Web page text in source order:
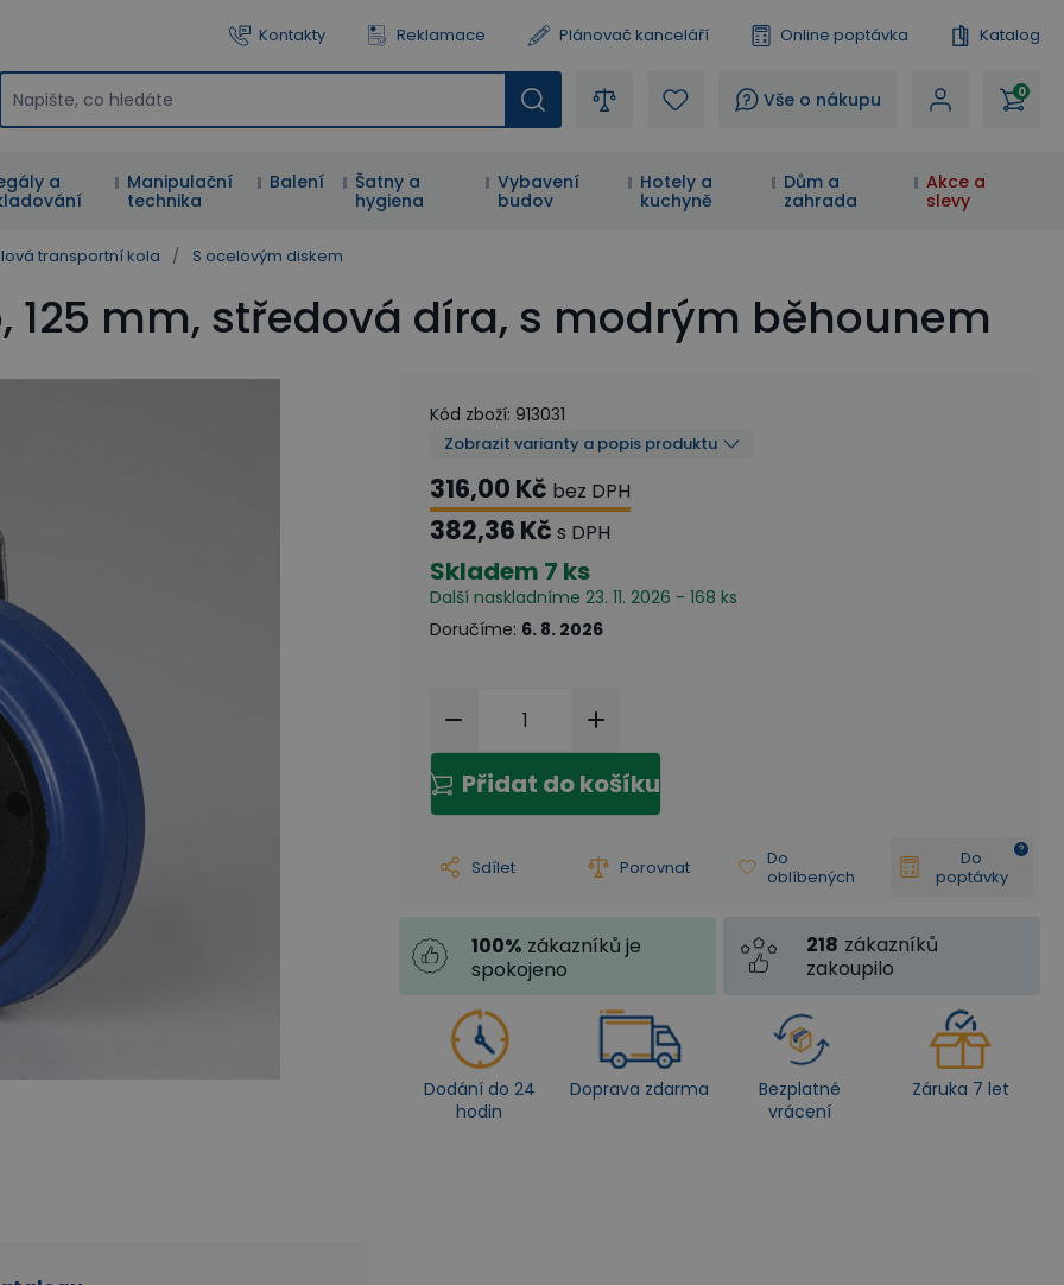
Kontakty Reklamace Plánovač kanceláří Online poptávka Katalog
? Vše o nákupu 0
a
Manipulační
technika
Balení
Šatny a
hygiena
Vybavení
budov
Hotely a
kuchyně
Dům a
zahrada
Akce a
slevy
transportní kola / S ocelovým diskem
125 mm, středová díra, s modrým běhounem
Kód zboží: 913031
Zobrazit varianty a popis produktu
316,00 Kč bez DPH
382,36 Kč s DPH
Skladem 7 ks
Další naskladníme 23. 11. 2026 - 168 ks
Doručíme: 6. 8. 2026
Přidat do košíku
Sdílet Porovnat
Do
oblíbených
Do
poptávky
100% zákazníků je
spokojeno
218 zákazníků
zakoupilo
Dodání do 24
hodin
Doprava zdarma
Bezplatné
vrácení
Záruka 7 let